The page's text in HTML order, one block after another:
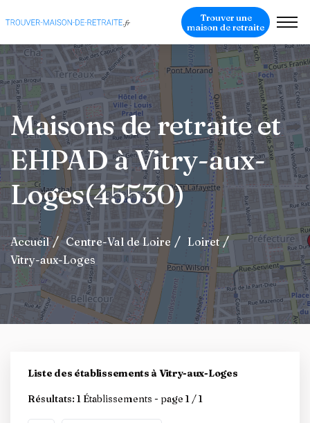
Trouver une
maison de retraite
Maisons de retraite et
EHPAD à Vitry-aux-
Loges(45530)
Accueil Centre-Val de Loire
Loiret
Vitry-aux-Loges
Liste des établissements à Vitry-aux-Loges
Résultats: 1 Établissements - page 1 / 1